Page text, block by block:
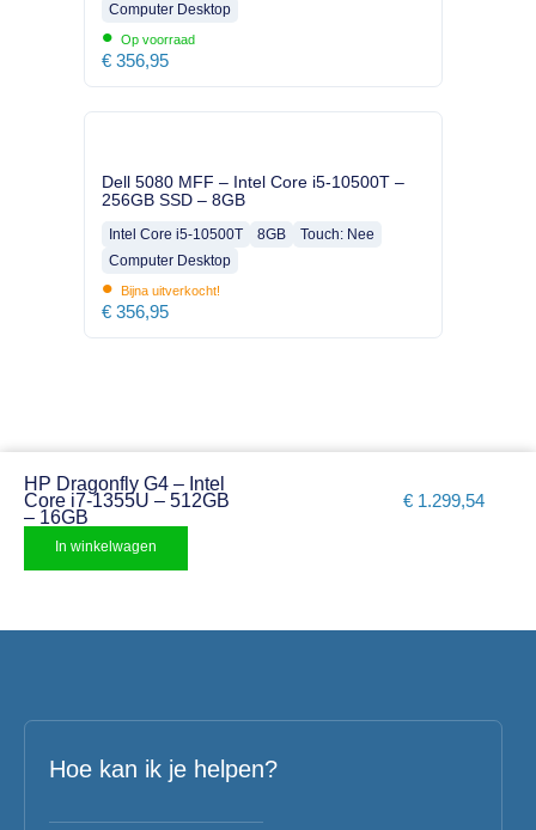
Computer Desktop
• Op voorraad
€ 356,95
Dell 5080 MFF – Intel Core i5-10500T –
256GB SSD – 8GB
Intel Core i5-10500T 8GB
Touch: Nee
Computer Desktop
• Bijna uitverkocht!
€ 356,95
HP Dragonfly G4 – Intel
Core i7-1355U – 512GB
– 16GB
€ 1.299,54
In winkelwagen
Hoe kan ik je helpen?